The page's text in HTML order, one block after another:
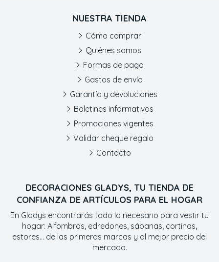
DECORACIONES GLADYS, TU TIENDA DE
CONFIANZA DE ARTÍCULOS PARA EL HOGAR
En Gladys encontrarás todo lo necesario para vestir tu
hogar: Alfombras, edredones, sábanas, cortinas,
estores... de las primeras marcas y al mejor precio del
mercado.
NUESTRA TIENDA
Cómo comprar
Quiénes somos
Formas de pago
Gastos de envío
Garantía y devoluciones
Boletines informativos
Promociones vigentes
Validar cheque regalo
Contacto